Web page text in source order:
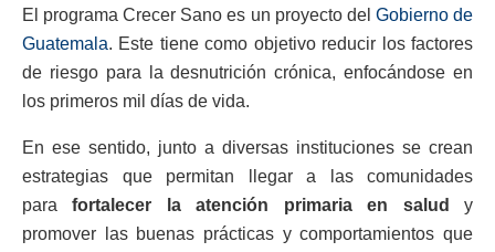
El programa Crecer Sano es un proyecto del Gobierno de
Guatemala. Este tiene como objetivo reducir los factores
de riesgo para la desnutrición crónica, enfocándose en
los primeros mil días de vida.
En ese sentido, junto a diversas instituciones se crean
estrategias que permitan llegar a las comunidades
parafortalecer la atención primaria en salud
y
promover las buenas prácticas y comportamientos que